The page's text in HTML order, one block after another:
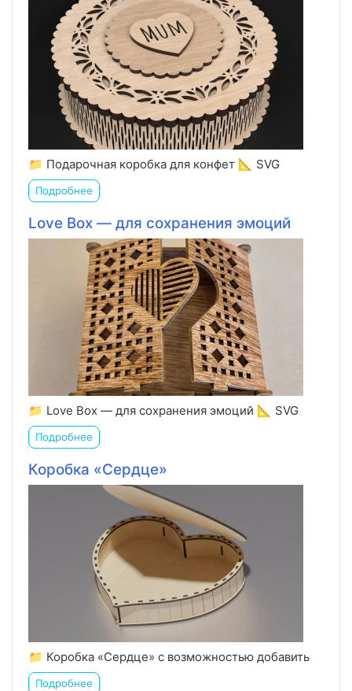
📁 Подарочная коробка для конфет 📐 SVG
Подробнее
Love Box — для сохранения эмоций
📁 Love Box — для сохранения эмоций 📐 SVG
Подробнее
Коробка «Сердце»
📁 Коробка «Сердце» с возможностью добавить
Подробнее